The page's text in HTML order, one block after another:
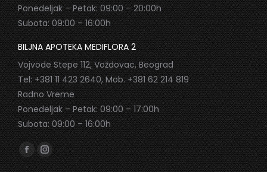
Ponedeljak – Petak: 09:00 – 20:00h
Subota: 09:00 – 16:00h
BILJNA APOTEKA MEDIFLORA 2
Vojvode Stepe 112, Voždovac, Beograd
Tel: +381 11 423 2640, Mob. +381 62 214 819
Radno Vreme
Ponedeljak – Petak: 09:00 – 17:00h
Subota: 09:00 – 16:00h
Find us on:
Facebook
Instagram